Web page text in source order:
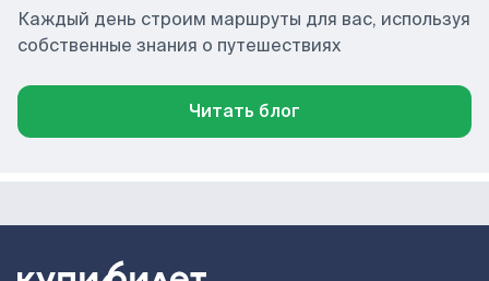
Каждый день строим маршруты для вас, используя
собственные знания о путешествиях
Читать блог